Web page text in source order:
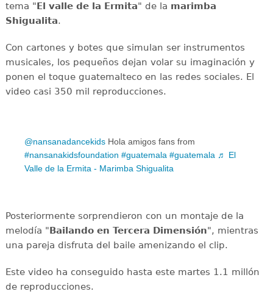
tema " El valle de la Ermita" de la marimba
Shigualita.
Con cartones y botes que simulan ser instrumentos
musicales, los pequeños dejan volar su imaginación y
ponen el toque guatemalteco en las redes sociales. El
video casi 350 mil reproducciones.
@nansanadancekids Hola amigos fans from
#nansanakidsfoundation #guatemala #guatemala ♬ El
Valle de la Ermita - Marimba Shigualita
Posteriormente sorprendieron con un montaje de la
melodía "Bailando en Tercera Dimensión", mientras
una pareja disfruta del baile amenizando el clip.
Este video ha conseguido hasta este martes 1.1 millón
de reproducciones.